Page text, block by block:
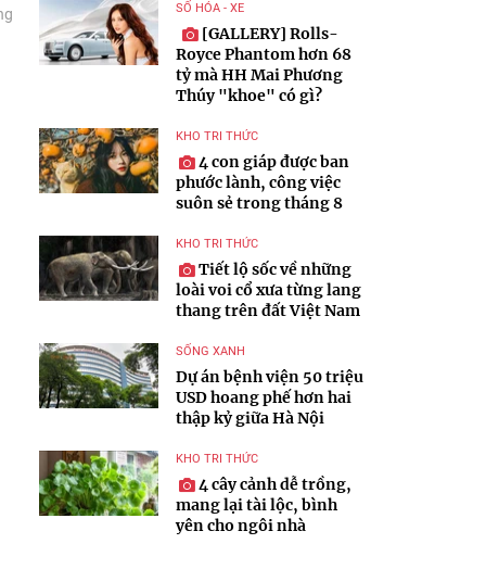
SỐ HÓA - XE
[GALLERY] Rolls-
Royce Phantom hơn 68
tỷ mà HH Mai Phương
Thúy "khoe" có gì?
KHO TRI THỨC
4 con giáp được ban
phước lành, công việc
suôn sẻ trong tháng 8
KHO TRI THỨC
Tiết lộ sốc về những
loài voi cổ xưa từng lang
thang trên đất Việt Nam
SỐNG XANH
Dự án bệnh viện 50 triệu
USD hoang phế hơn hai
thập kỷ giữa Hà Nội
KHO TRI THỨC
4 cây cảnh dễ trồng,
mang lại tài lộc, bình
yên cho ngôi nhà